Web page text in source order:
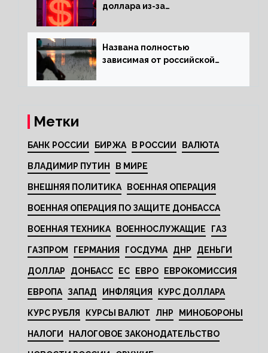
доллара из-за
Названа полностью
зависимая от российской
Метки
БАНК РОССИИ БИРЖА В РОССИИ ВАЛЮТА
ВЛАДИМИР ПУТИН В МИРЕ
ВНЕШНЯЯ ПОЛИТИКА ВОЕННАЯ ОПЕРАЦИЯ
ВОЕННАЯ ОПЕРАЦИЯ ПО ЗАЩИТЕ ДОНБАССА
ВОЕННАЯ ТЕХНИКА ВОЕННОСЛУЖАЩИЕ ГАЗ
ГАЗПРОМ ГЕРМАНИЯ ГОСДУМА ДНР ДЕНЬГИ
ДОЛЛАР ДОНБАСС ЕС ЕВРО ЕВРОКОМИССИЯ
ЕВРОПА ЗАПАД ИНФЛЯЦИЯ КУРС ДОЛЛАРА
КУРС РУБЛЯ КУРСЫ ВАЛЮТ ЛНР МИНОБОРОНЫ
НАЛОГИ НАЛОГОВОЕ ЗАКОНОДАТЕЛЬСТВО